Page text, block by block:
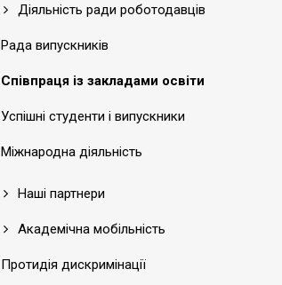
Діяльність ради роботодавців
Рада випускників
Співпраця із закладами освіти
Успішні студенти і випускники
Міжнародна діяльність
Наші партнери
Академічна мобільність
Протидія дискримінації